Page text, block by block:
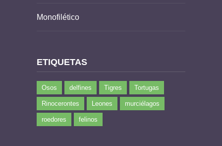
Monofilético
ETIQUETAS
Osos delfines Tigres Tortugas
Rinocerontes Leones murciélagos
roedores felinos